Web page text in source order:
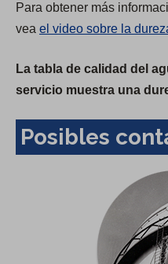
Para obtener más
vea el video sobre la
La tabla de calidad del
servicio muestra una
Posibles